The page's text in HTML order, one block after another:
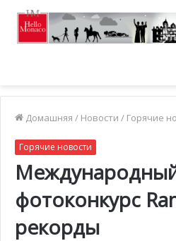
Домашняя / Новости / Горячие
Горячие новости
фотоконкурс
рекорды